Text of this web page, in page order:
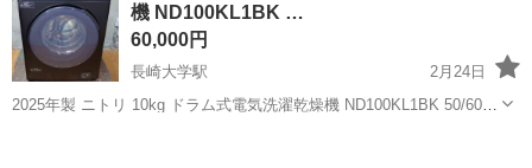
機 ND100KL1BK …
60,000円
長崎大学駅
2月24日
2025年製 ニトリ 10kg ドラム式電気洗濯乾燥機 ND100KL1BK 50/60Hz